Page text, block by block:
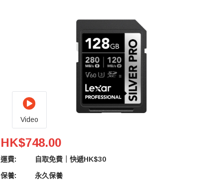
Video
Lexar Professional SILVER PRO SDXC UHS-II Card
HK$748.00
運費: 自取免費｜快遞HK$30
保養: 永久保養